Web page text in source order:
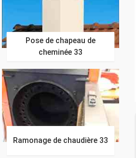
Pose de chapeau de
cheminée 33
Ramonage de chaudière 33